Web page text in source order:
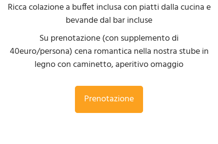
Ricca colazione a buffet inclusa con piatti dalla cucina e
bevande dal bar incluse
Su prenotazione (con supplemento di
40euro/persona) cena romantica nella nostra stube in
legno con caminetto, aperitivo omaggio
Prenotazione